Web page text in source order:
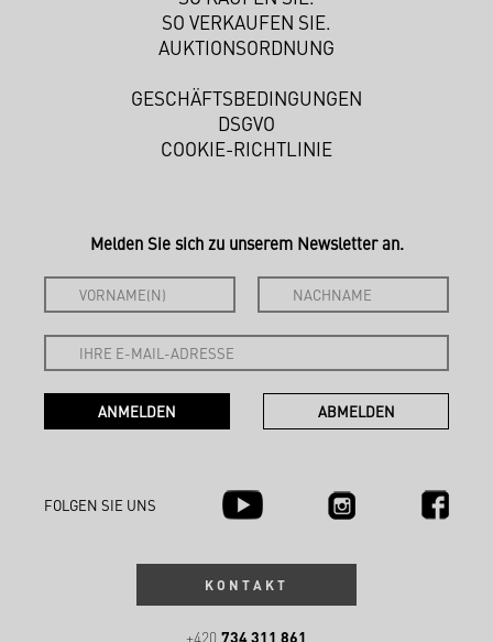
SO VERKAUFEN SIE.
AUKTIONSORDNUNG
GESCHÄFTSBEDINGUNGEN
DSGVO
COOKIE-RICHTLINIE
Melden Sie sich zu unserem Newsletter an.
FOLGEN SIE UNS
KONTAKT
+420 734 311 861